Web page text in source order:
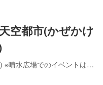
空都市(かぜかけ
2026/04/08(水) ～ 2026/06/07(日) ※噴水広場でのイベントは5月1日(金)～5月5日(火・祝)まで